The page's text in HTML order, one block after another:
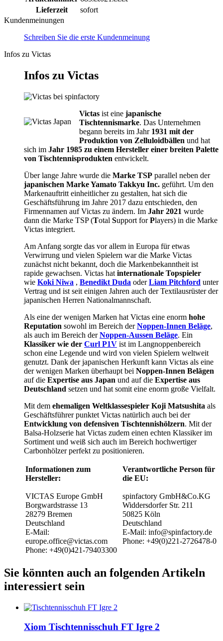
Lieferzeit
sofort
Kundenmeinungen
Schreiben Sie die erste Kundenmeinung
Infos zu Victas
Infos zu Victas
Victas ist eine japanische
Tischtennismarke. Das Unternehmen
begann bereits im Jahr 1931 mit der
Produktion von Zelluloidbällen und hat
sich im Jahr 1985 zu einem Hersteller einer breiten Palette
von Tischtennisprodukten entwickelt.
Über lange Jahre wurde die Marke TSP parallel neben der
japanischen Marke Yamato Takkyu Inc. geführt. Um den
Markenauftritt einheitlicher zu gestalten, hat sich die
Geschäftsführung im Jahre 2017 dazu entschieden, den
Firmennamen auf Victas zu ändern. Im Jahr 2021 wurde
dann die Marke TSP (Total Support forPlayers) in die Marke
Victas integriert.
Am Anfang sorgte das vor allem in Europa für etwas
Verwirrung und vielen Spielern war die Marke Victas
zunächst nicht bekannt, doch die Markenbekanntheit ist
rapide gewachsen. Victas hat internationale Topspieler
wie Koki Niwa , Benedikt Duda oderLiam Pitchford unter
Vertrag und ist seit einigen Jahren auch der Textilausrüster der
japanischen Herren Nationalmannschaft.
Als eine der wenigen Marken hat Victas eine enorm hohe
Reputation sowohl im Bereich derNoppen-Innen Beläge,
als auch im Bereich derNoppen-Aussen Beläge. Ein
Klassiker wie der Curl P1V ist im Langnoppenbereich
schon eine Legende und wird von vielen Spielern weltweit
genutzt. Dank der japanischen Herkunft kann Victas als eine
der wenigen Marken überhaupt bei Noppen-Innen Belägen
auf die Expertise aus Japan und auf die Expertise aus
Deutschland setzen und hat somit eine enorm große Vielfalt.
Mit dem ehemaligen Weltklassespieler Koji Matsushita als
Geschäftsführer punktet Victas natürlich auch bei der
Entwicklung von defensiven Tischtennishölzern. Mit der
Balsa-Holzserie hat Victas zudem einen echten Klassiker im
Sortiment und weiß sich auch im Bereich hochwertiger
Carbonhölzer perfekt zu positionieren.
Informationen zum
Hersteller:
VICTAS Europe GmbH
Borgwardstrasse 13
28279 Bremen
Deutschland
E-Mail:
europe.office@victas.com
Phone: +49(0)421-79403300
Verantwortliche Person für
die EU:
spinfactory GmbH&Co.KG
Widdersdorfer Str. 211
50825 Köln
Deutschland
E-Mail: info@spinfactory.de
Phone: +49(0)221-2726478-0
Sie könnten auch an folgenden Artikeln
interessiert sein
Xiom Tischtennisschuh FT Igre 2